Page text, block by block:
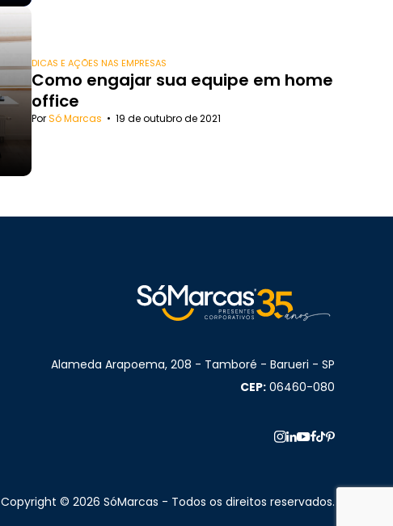
DICAS E AÇÕES NAS EMPRESAS
Como engajar sua equipe em home
office
PorSó Marcas • 19 de outubro de 2021
Alameda Arapoema, 208 - Tamboré - Barueri - SP
CEP: 06460-080
Copyright © 2026 SóMarcas - Todos os direitos reservados.